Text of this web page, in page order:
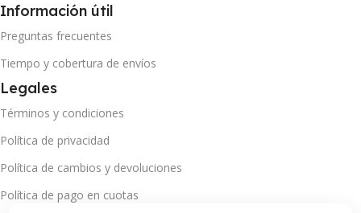
Información útil
Preguntas frecuentes
Tiempo y cobertura de envíos
Legales
Términos y condiciones
Política de privacidad
Política de cambios y devoluciones
Política de pago en cuotas